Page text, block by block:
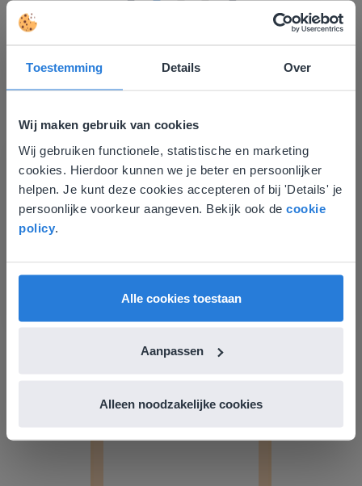
Toestemming Details Over
Wij maken gebruik van cookies
Wij gebruiken functionele, statistische en marketing
cookies. Hierdoor kunnen we je beter en persoonlijker
helpen. Je kunt deze cookies accepteren of bij 'Details' je
persoonlijke voorkeur aangeven. Bekijk ook de cookie
policy
Alle cookies toestaan
Aanpassen
Alleen noodzakelijke cookies
Ontdek meer
Groep 8, Blok 9, Week 3, Les 11
Deze website komt niet
overeen met je locatie
Gezien je locatie, denken we dat je misschien
liever naar de website voor English gaat. Hier
English
Vlaanderen